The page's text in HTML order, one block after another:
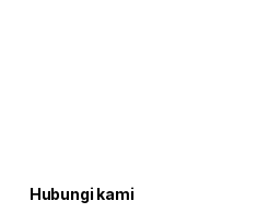
Hubungi kami